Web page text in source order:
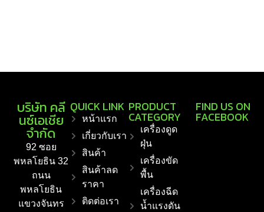
บริษัท คลี
นซ์เอเชีย
จำกัด
92 ซอย
พหลโยธิน 32
ถนน
พหลโยธิน
แขวงจันทร
QUICK LINK
หน้าแรก
เกี่ยวกับเรา
สินค้า
สินค้าลด
ราคา
ติดต่อเรา
PRODUCT
CATEGORY
เครื่องดูด
ฝุ่น
เครื่องขัด
พื้น
เครื่องฉีด
น้ำแรงดัน
FIND US ON
FACEBOOK